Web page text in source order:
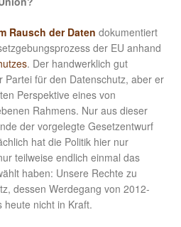
Rausch der Daten dokumentiert
der EU anhand
. Der handwerklich gut
Partei für den Datenschutz, aber er
Perspektive eines von
Rahmens. Nur aus dieser
der vorgelegte Gesetzentwurf
hat die Politik hier nur
teilweise endlich einmal das
haben: Unsere Rechte zu
dessen Werdegang von 2012-
heute nicht in Kraft.